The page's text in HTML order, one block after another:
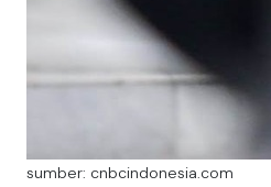
sumber: cnbcindonesia.com